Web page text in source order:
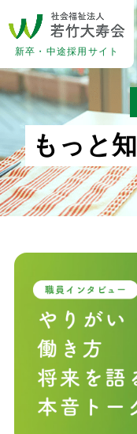
新卒・中途採用サイト
も っ と知